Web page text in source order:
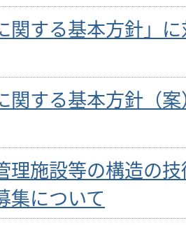
関する基本方針」
関する基本方針（
理施設等の構造の
集について